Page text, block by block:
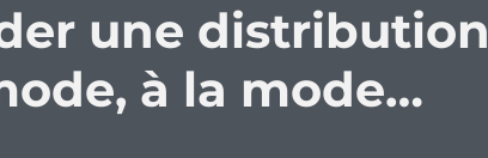
une distribution
à la mode…